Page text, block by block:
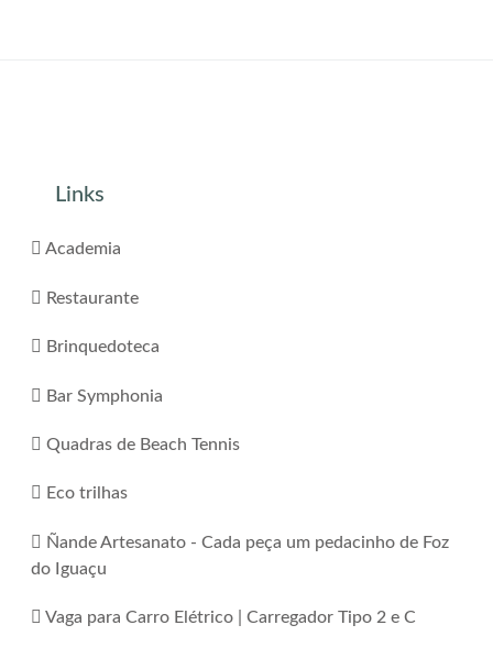
Links
Academia
Restaurante
Brinquedoteca
Bar Symphonia
Quadras de Beach Tennis
Eco trilhas
Ñande Artesanato - Cada peça um pedacinho de Foz
do Iguaçu
Vaga para Carro Elétrico | Carregador Tipo 2 e C